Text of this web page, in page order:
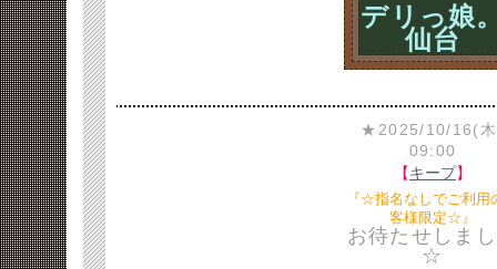
デリっ娘
仙台
★2025/10/16(
09:00
【キープ】
『☆指名なしでご利用
客様限定☆』
お待たせしま
☆